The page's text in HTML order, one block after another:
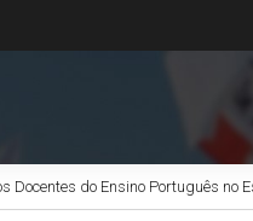
Docentes do Ensino Português no